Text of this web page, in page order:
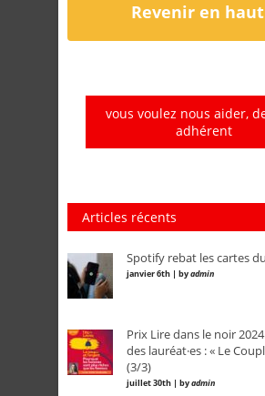
Revenir en haut
vous voulez nous aider,
adhérent
Articles récents
Spotify rebat les cartes
janvier 6th | byadmin
Prix Lire dans le noir
des lauréat·es : « Le
(3/3)
juillet 30th | byadmin